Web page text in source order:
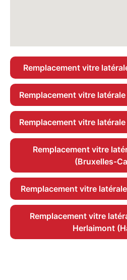
Remplacement vitre
Remplacement vitre
Remplacement vitre
Remplacement vitre
(Bruxelles-
Remplacement vitre
Remplacement vitre
Herlaimont